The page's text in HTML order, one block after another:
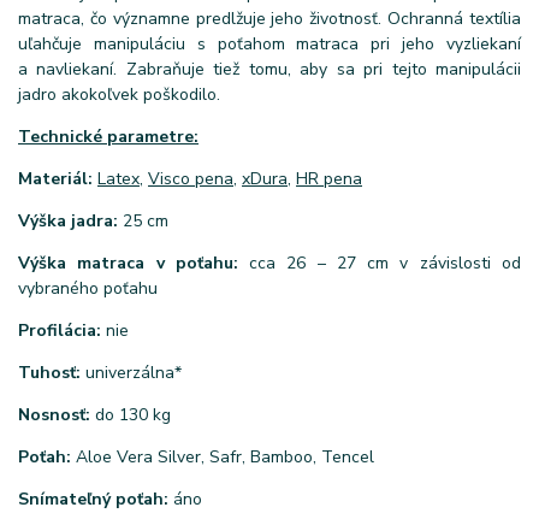
matraca, čo významne predlžuje jeho životnosť. Ochranná textília
uľahčuje manipuláciu s poťahom matraca pri jeho vyzliekaní
a navliekaní. Zabraňuje tiež tomu, aby sa pri tejto manipulácii
jadro akokoľvek poškodilo.
Technické parametre:
Materiál: Latex, Visco pena, xDura, HR pena
Výška jadra: 25 cm
Výška matraca v poťahu: cca 26 – 27 cm v závislosti od
vybraného poťahu
Profilácia: nie
Tuhosť: univerzálna*
Nosnosť: do 130 kg
Poťah: Aloe Vera Silver, Safr, Bamboo, Tencel
Snímateľný poťah: áno